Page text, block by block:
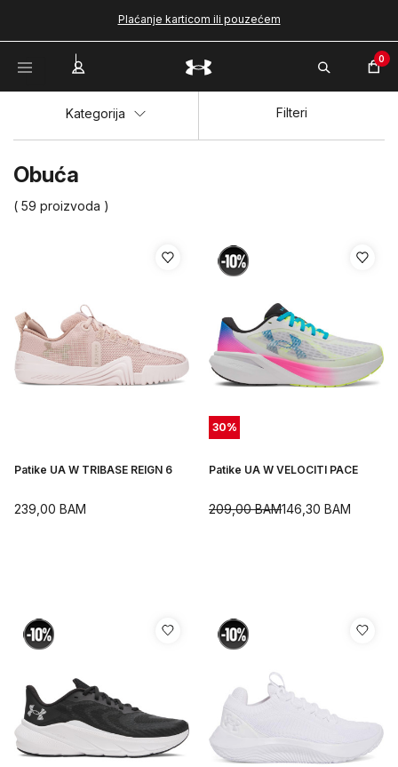
Plaćanje karticom ili pouzećem
0
Obuća
( 59 proizvoda )
Kategorija Filteri
Patike UA W TRIBASE REIGN 6
239,00 BAM
30%
Patike UA W VELOCITI PACE
146,30 BAM
209,00BAM